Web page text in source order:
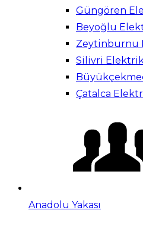
Güngören
Beyoğlu
Zeytinburnu
Silivri
Çatalca
Anadolu Yakası